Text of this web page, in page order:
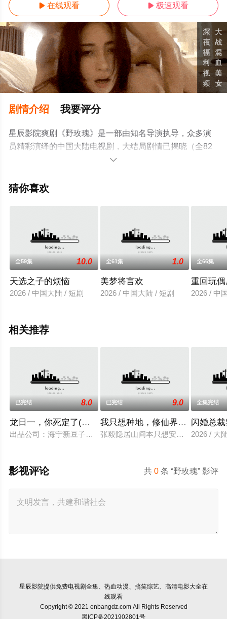
 在线观看  极速观看
剧情介绍 我要评分
星辰影院爽剧《野玫瑰》是一部由知名导演执导，众多演
员精彩演绎的中国大陆电视剧，大结局剧情已揭晓（全82
集），手机免费观看高清未删减完整版电视剧全集就上星
剧情网等平台了解。

猜你喜欢
全59集 10.0
天选之子的烦恼
2026 / 中国大陆 / 短剧
全61集 1.0
美梦将言欢
2026 / 中国大陆 / 短剧
全66集
重回玩
2026 / 中
相关推荐
已完结 8.0
龙日一，你死定了(短剧)
出品公司：海宁新豆子影视传媒有限公司、北京九和龙胜文化
已完结 9.0
我只想种地，修仙界却奉我为神
张毅隐居山间本只想安静度日，直到
全集完结
闪婚总
2026 / 大
共0 条 “野玫瑰” 影评
影视评论
星辰影院提供免费电视剧全集、热血动漫、搞笑综艺、高清电影大全在
线观看
Copyright © 2021 enbangdz.com All Rights Reserved
黑ICP备2021902801号